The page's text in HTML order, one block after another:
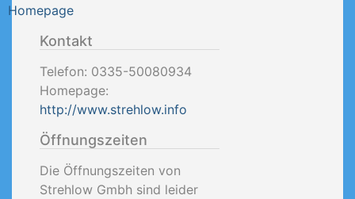
Homepage
Kontakt
Telefon: 0335-50080934
Homepage:
http://www.strehlow.info
Öffnungszeiten
Die Öffnungszeiten von
Strehlow Gmbh sind leider